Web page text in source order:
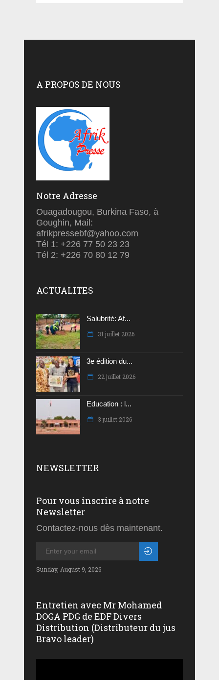
A PROPOS DE NOUS
Notre Adresse
Ouagadougou, Burkina Faso, à
Goughin, Mail:
afrikpressebf@yahoo.com
Tél 1: +226 77 50 23 23
Tél 2: +226 70 80 12 79
ACTUALITES
Salubrité: Af...
31 juillet 2026
3e édition du...
22 juillet 2026
Education : l...
3 juillet 2026
NEWSLETTER
Pour vous inscrire à notre
Newsletter
Contactez-nous dès maintenant.
Sunday, August 9, 2026
Entretien avec Mr Mohamed
DOGA PDG de EDF Divers
Distribution (Distributeur du jus
Bravo leader)